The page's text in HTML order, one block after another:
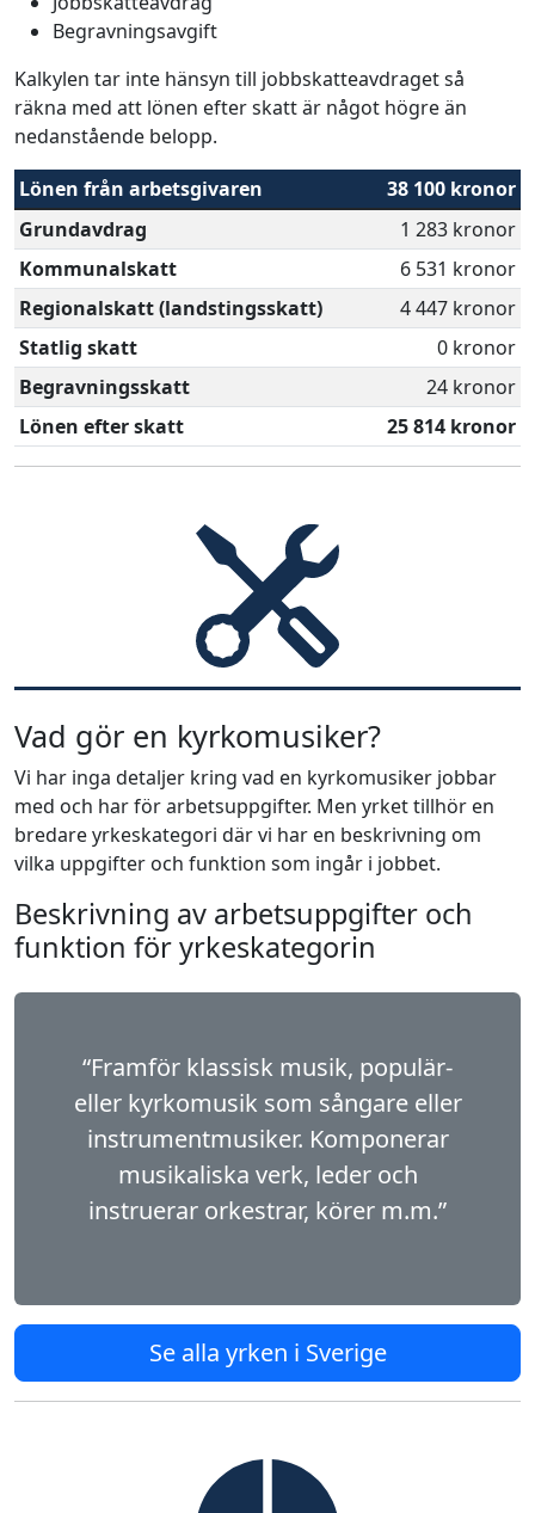
Begravningsavgift
Kalkylen tar inte hänsyn till jobbskatteavdraget så
räkna med att lönen efter skatt är något högre än
nedanstående belopp.
Lönen från arbetsgivaren
38 100 kronor
Grundavdrag
1 283 kronor
Kommunalskatt
6 531 kronor
Regionalskatt (landstingsskatt)
4 447 kronor
Statlig skatt
0 kronor
Begravningsskatt
24 kronor
Lönen efter skatt
25 814 kronor
Vad gör en kyrkomusiker?
Vi har inga detaljer kring vad en kyrkomusiker jobbar
med och har för arbetsuppgifter. Men yrket tillhör en
bredare yrkeskategori där vi har en beskrivning om
vilka uppgifter och funktion som ingår i jobbet.
Beskrivning av arbetsuppgifter och
funktion för yrkeskategorin
“Framför klassisk musik, populär-
eller kyrko­musik som sångare eller
instrumentmusiker. Komponerar
musikaliska verk, leder och
instruerar orkestrar, körer m.m.”
Se alla yrken i Sverige